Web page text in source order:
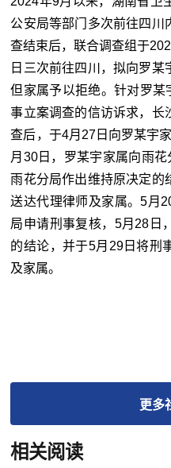
公安局等部门多次前往四川
查结束后，联合调查组于
日三次前往四川，拟向罗某
但家属予以拒绝。针对罗某
事立案调查的信访诉求，长
查后，于4月27日向罗某宇
月30日，罗某宇家属向雨花
雨花分局作出维持原决定的
送达代理律师及家属。5月
局申请刑事复核，5月28日
的结论，并于5月29日将刑
及家属。
更多
相关阅读